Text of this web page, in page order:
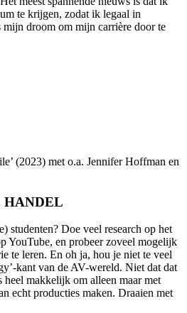
te krijgen, zodat ik legaal in
droom om mijn carrière door te
(2023) met o.a. Jennifer Hoffman en
HANDEL
studenten? Doe veel research op het
YouTube, en probeer zoveel mogelijk
te leren. En oh ja, hou je niet te veel
kant van de AV-wereld. Niet dat dat
heel makkelijk om alleen maar met
echt producties maken. Draaien met